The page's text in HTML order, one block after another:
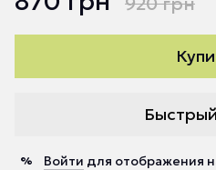
% Войти для отображения